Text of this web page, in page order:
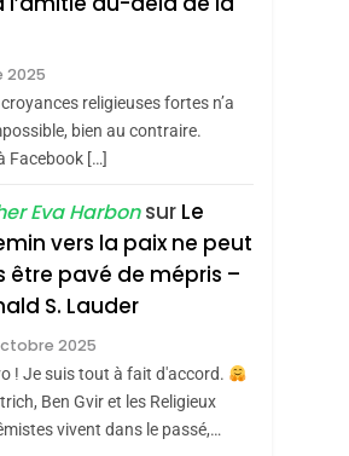
Meurtrière Selon Le
Contre
L’antisémitisme
FIÈRE, DIGNE ET
RÉSILIENTE :
REVENDIQUE MA
JUDAÏTE Par Thérèse
Zrihen-Dvir
CE QUI NOUS
MANQUE – Jacques
Hadida
Maroc : Les Amandes
De Tafraout, Le Miel
2025
religieuses fortes n’a
bien au contraire.
Facebook […]
Eva Harbonsur Le
vers la paix ne peut
être pavé de mépris –
S. Lauder
2025
! Je suis tout à fait d'accord.
Ben Gvir et les Religieux
vivent dans le passé,…